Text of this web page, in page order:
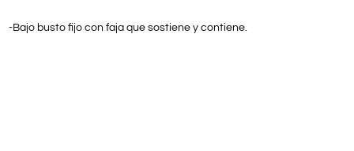
-Bajo busto fijo con faja que sostiene y contiene.